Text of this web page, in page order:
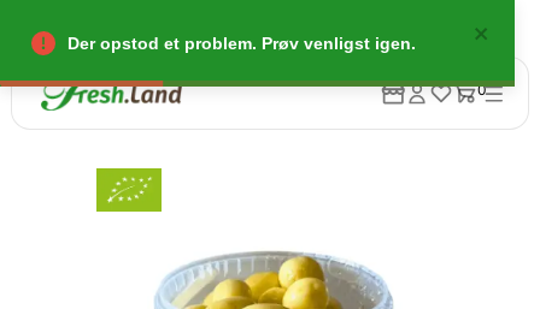
0
Tilbage
Der opstod et problem. Prøv venligst igen.